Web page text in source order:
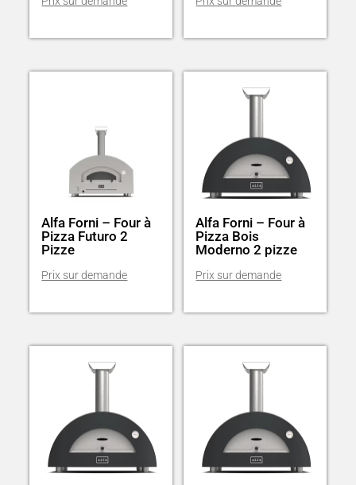
Alfa Forni – Four à
Pizza Futuro 2
Pizze
Alfa Forni – Four à
Pizza Bois
Moderno 2 pizze